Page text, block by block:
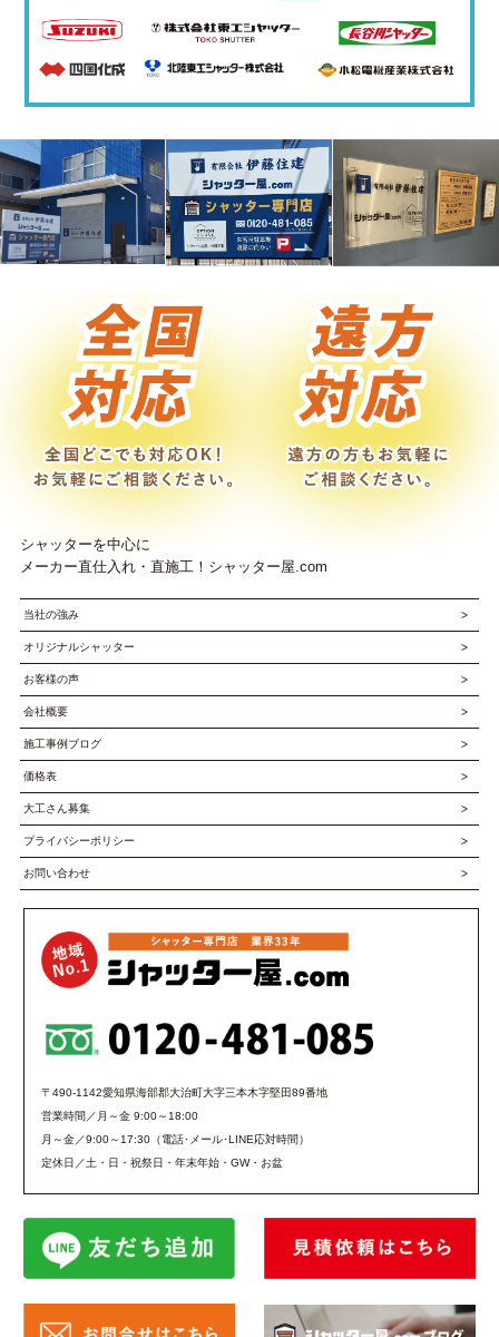
シャッターを中心に
メーカー直仕入れ・直施工！シャッター屋.com
当社の強み
オリジナルシャッター
お客様の声
会社概要
施工事例ブログ
価格表
大工さん募集
プライバシーポリシー
お問い合わせ
〒490-1142愛知県海部郡大治町大字三本木字堅田89番地
営業時間／月～金 9:00～18:00
月～金／9:00～17:30（電話･メール･LINE応対時間）
定休日／土・日・祝祭日・年末年始・GW・お盆